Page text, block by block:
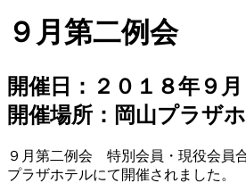
９月第二例会
開催日：２０１８年９月
開催場所：岡山プラザ
９月第二例会 特別会員・現役会員
プラザホテルにて開催されました。